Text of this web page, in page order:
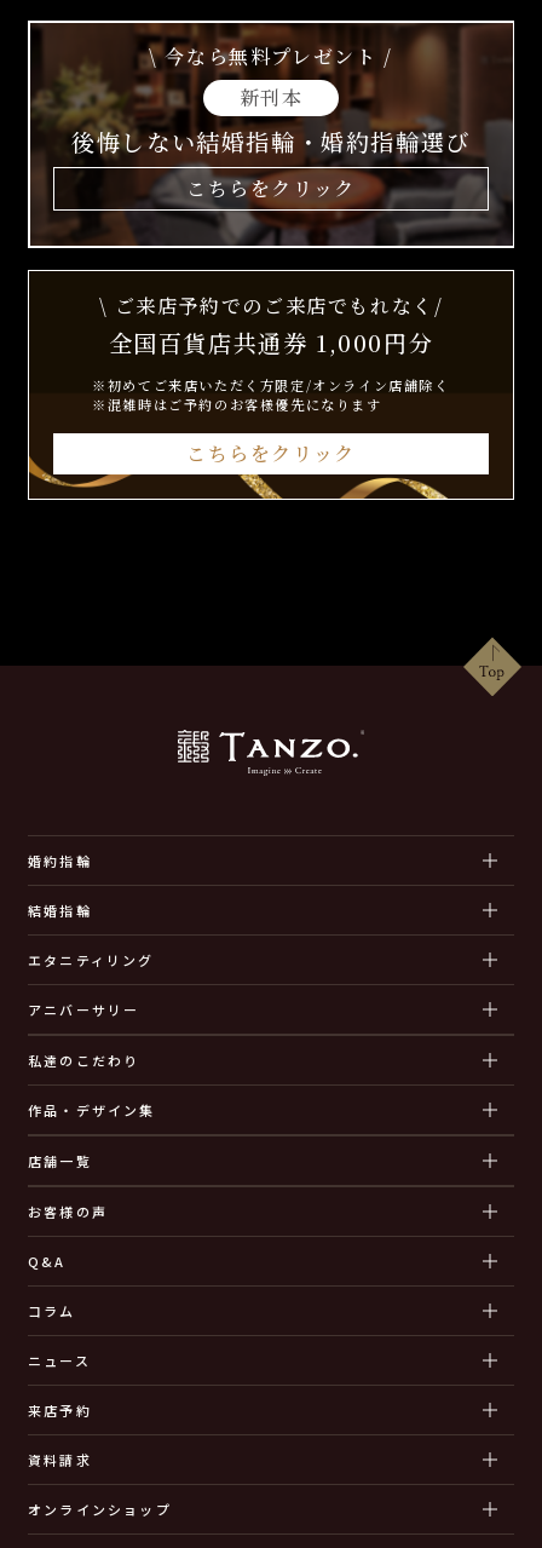
\ 今なら無料プレゼント /
新刊本
後悔しない結婚指輪・婚約指輪選び
こちらをクリック
\ ご来店予約でのご来店でもれなく/
全国百貨店共通券 1,000円分
※初めてご来店いただく方限定/オンライン店舗除く
※混雑時はご予約のお客様優先になります
こちらをクリック
婚約指輪
結婚指輪
エタニティリング
アニバーサリー
私達のこだわり
作品・デザイン集
店舗一覧
お客様の声
Q&A
コラム
ニュース
来店予約
資料請求
オンラインショップ